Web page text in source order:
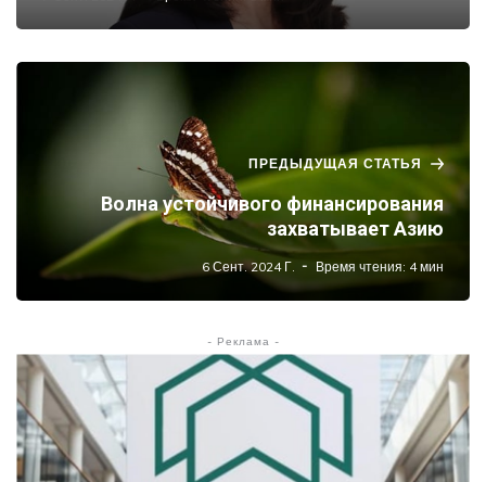
ПРЕДЫДУЩАЯ СТАТЬЯ
Волна устойчивого финансирования
захватывает Азию
6 Сент. 2024 Г. Время чтения: 4 мин
- Реклама -